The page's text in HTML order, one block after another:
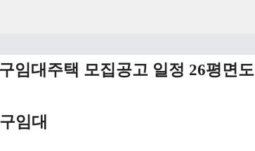
임대주택 모집공고 일정 26평면도
임대